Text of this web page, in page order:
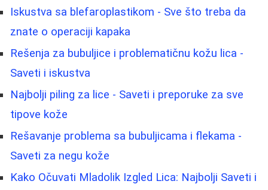
Iskustva sa blefaroplastikom - Sve što treba da
znate o operaciji kapaka
Rešenja za bubuljice i problematičnu kožu lica -
Saveti i iskustva
Najbolji piling za lice - Saveti i preporuke za sve
tipove kože
Rešavanje problema sa bubuljicama i flekama -
Saveti za negu kože
Kako Očuvati Mladolik Izgled Lica: Najbolji Saveti i